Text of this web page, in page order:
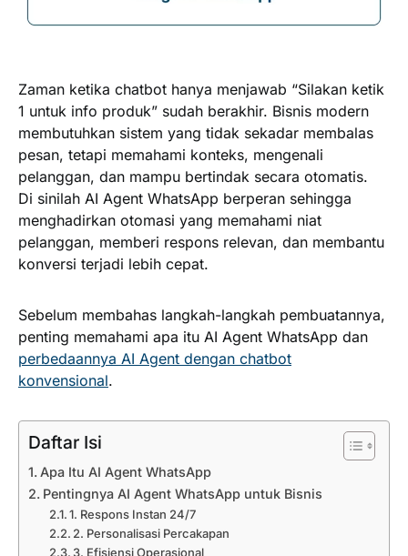
Zaman ketika chatbot hanya menjawab “Silakan ketik
1 untuk info produk” sudah berakhir. Bisnis modern
membutuhkan sistem yang tidak sekadar membalas
pesan, tetapi memahami konteks, mengenali
pelanggan, dan mampu bertindak secara otomatis.
Di sinilah AI Agent WhatsApp berperan sehingga
menghadirkan otomasi yang memahami niat
pelanggan, memberi respons relevan, dan membantu
konversi terjadi lebih cepat.
Sebelum membahas langkah-langkah pembuatannya,
penting memahami apa itu AI Agent WhatsApp dan
perbedaannya AI Agent dengan chatbot
konvensional.
Daftar Isi
Apa Itu AI Agent WhatsApp
Pentingnya AI Agent WhatsApp untuk Bisnis
1. Respons Instan 24/7
2. Personalisasi Percakapan
3. Efisiensi Operasional